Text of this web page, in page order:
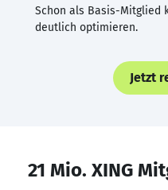
Schon als Basis-Mitglied
deutlich optimieren.
Jetzt
21 Mio. XING